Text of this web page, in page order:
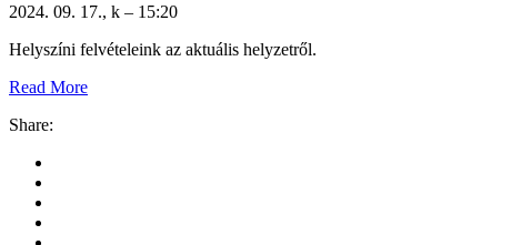
2024. 09. 17., k – 15:20
Helyszíni felvételeink az aktuális helyzetről.
Read More
Share: